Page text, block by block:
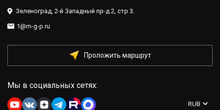
Зеленоград, 2-й Западный пр-д 2, стр 3.
1@m-g-p.ru
Проложить маршрут
Мы в социальных сетях:
RUB